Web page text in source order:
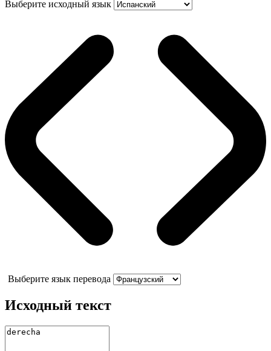
Выберите исходный язык
Выберите язык перевода
Исходный текст